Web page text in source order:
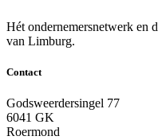
Hét ondernemersnetwerk en
van Limburg.
Contact
Godsweerdersingel 77
6041 GK
Roermond